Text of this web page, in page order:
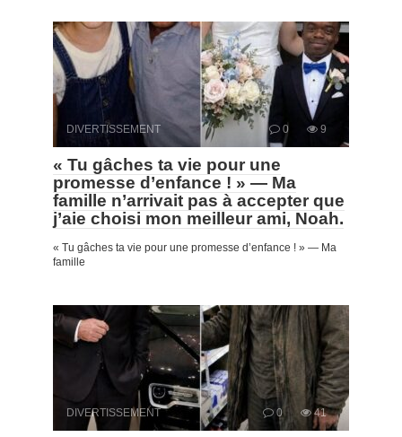
DIVERTISSEMENT 0 9
« Tu gâches ta vie pour une
promesse d’enfance ! » — Ma
famille n’arrivait pas à accepter que
j’aie choisi mon meilleur ami, Noah.
« Tu gâches ta vie pour une promesse d’enfance ! » — Ma
famille
DIVERTISSEMENT 0 41